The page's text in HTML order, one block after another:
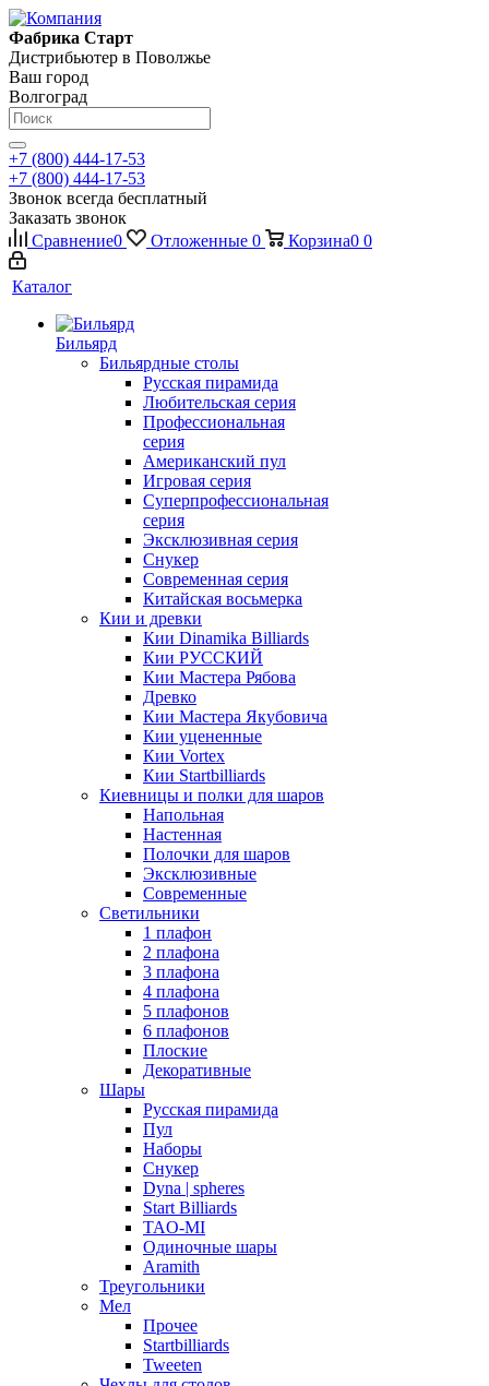
Фабрика Старт
Дистрибьютер в Поволжье
Ваш город
Волгоград
+7 (800) 444-17-53
+7 (800) 444-17-53
Звонок всегда бесплатный
Заказать звонок
Сравнение0 Отложенные 0 Корзина0 0
Каталог
Бильярд
Бильярдные столы
Русская пирамида
Любительская серия
Профессиональная
серия
Американский пул
Игровая серия
Суперпрофессиональная
серия
Эксклюзивная серия
Снукер
Современная серия
Китайская восьмерка
Кии и древки
Кии Dinamika Billiards
Кии РУССКИЙ
Кии Мастера Рябова
Древко
Кии Мастера Якубовича
Кии уцененные
Кии Vortex
Кии Startbilliards
Киевницы и полки для шаров
Напольная
Настенная
Полочки для шаров
Эксклюзивные
Современные
Светильники
1 плафон
2 плафона
3 плафона
4 плафона
5 плафонов
6 плафонов
Плоские
Декоративные
Шары
Русская пирамида
Пул
Наборы
Снукер
Dyna | spheres
Start Billiards
TAO-MI
Одиночные шары
Aramith
Треугольники
Мел
Прочее
Startbilliards
Tweeten